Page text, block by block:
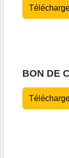
BON DE